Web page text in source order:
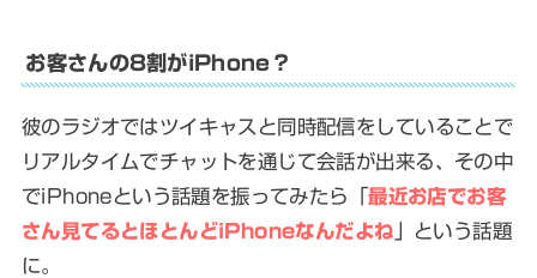
お客さんの8割がiPhone？
彼のラジオではツイキャスと同時配信をしていることで
リアルタイムでチャットを通じて会話が出来る、その中
でiPhoneという話題を振ってみたら「最近お店でお客
さん見てるとほとんどiPhoneなんだよね 」という話題
に。